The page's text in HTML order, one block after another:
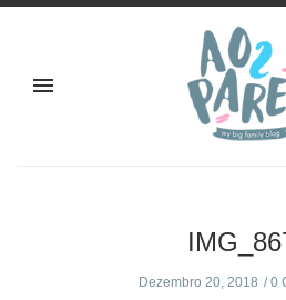
Dezembro 20, 2018 0